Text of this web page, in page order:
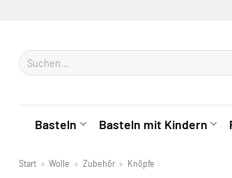
springen
Suchen
nach:
Basteln Basteln mit Kindern
Start » Wolle » Zubehör » Knöpfe